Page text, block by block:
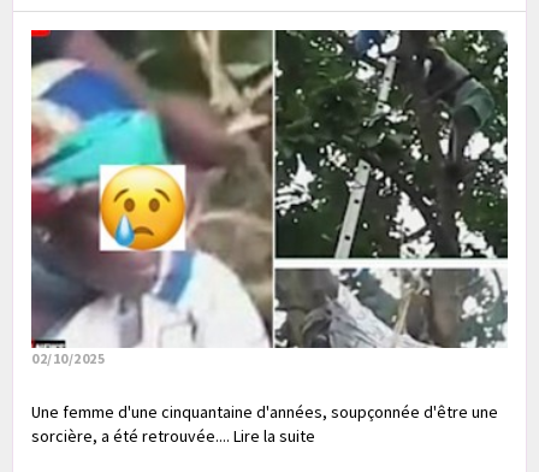
02/10/2025
Une femme d'une cinquantaine d'années, soupçonnée d'être une
sorcière, a été retrouvée.... Lire la suite